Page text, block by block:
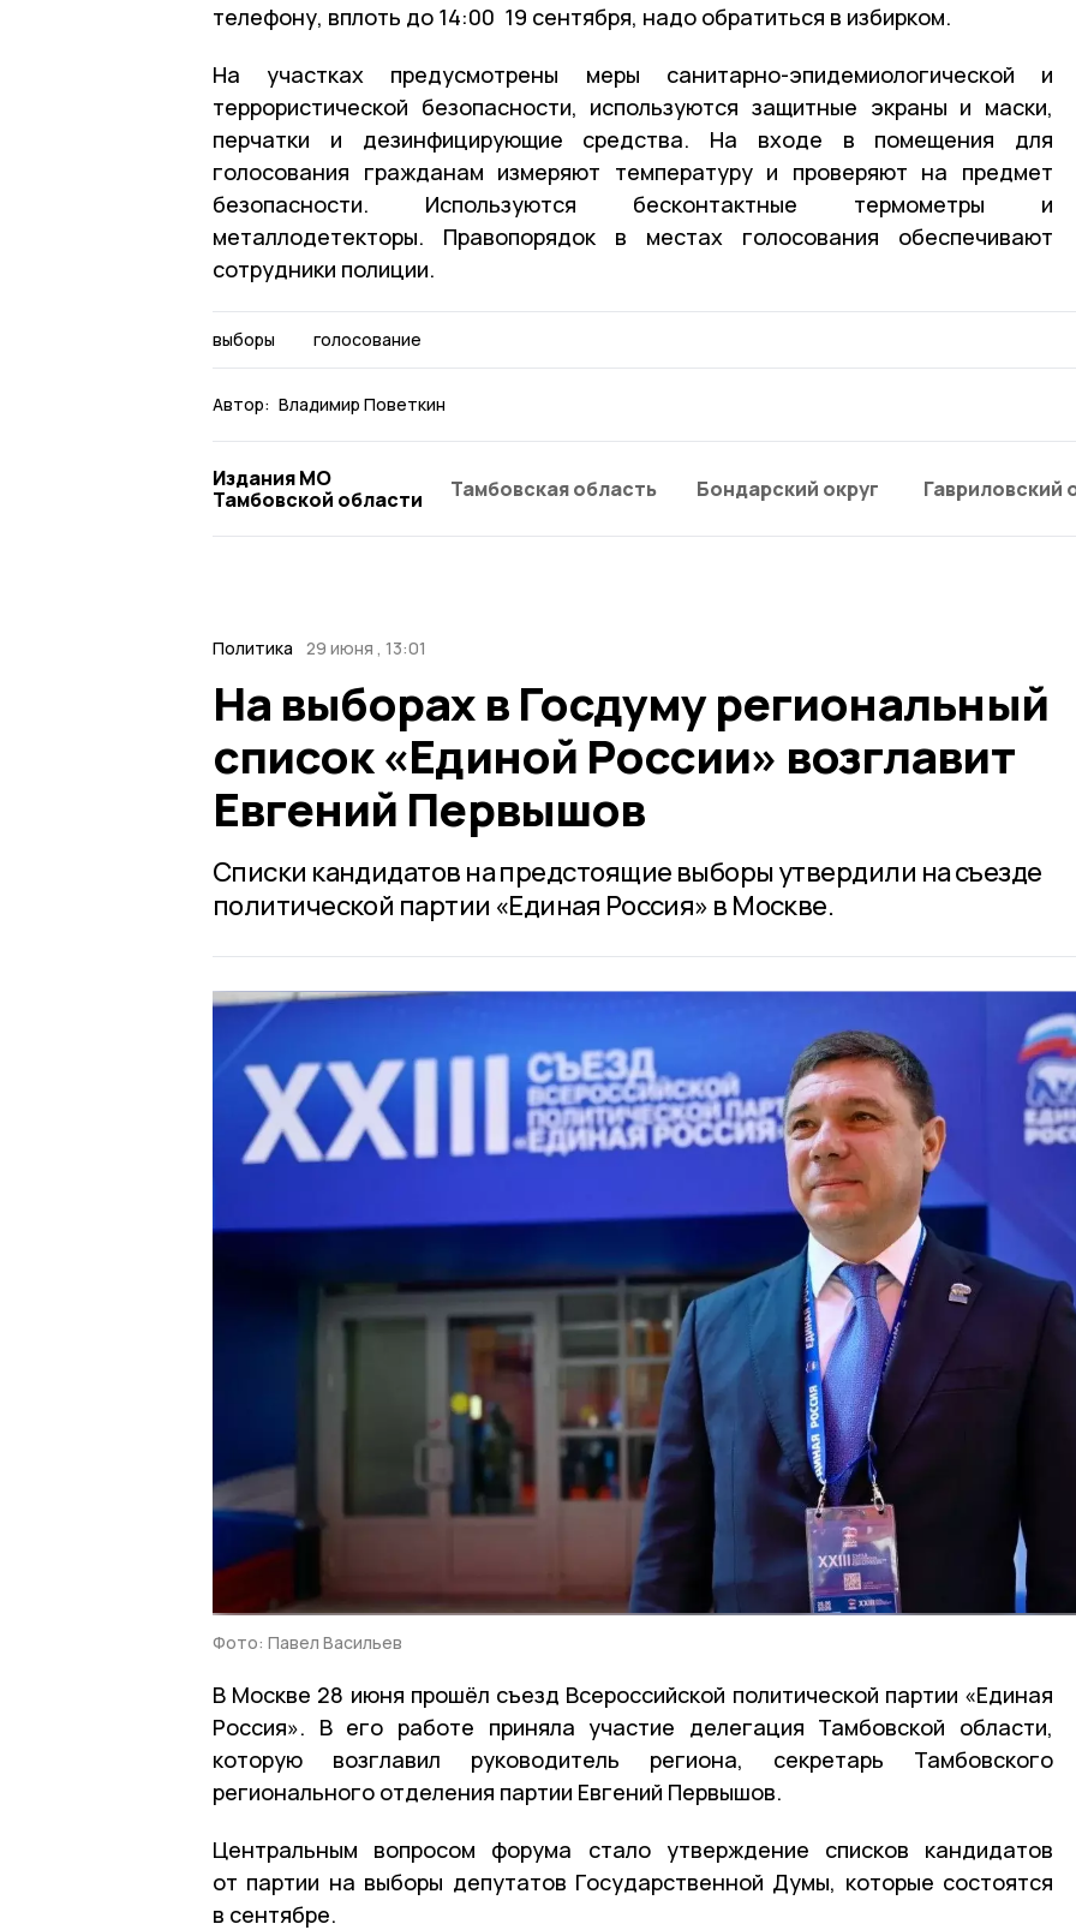
телефону, вплоть до 14:00 19 сентября, надо обратиться в избирком.
На участках предусмотрены меры санитарно-эпидемиологической и
террористической безопасности, используются защитные экраны и маски,
перчатки и дезинфицирующие средства. На входе в помещения для
голосования гражданам измеряют температуру и проверяют на предмет
безопасности. Используются бесконтактные термометры и
металлодетекторы. Правопорядок в местах голосования обеспечивают
сотрудники полиции.
выборы голосование
Автор: Владимир Поветкин
Издания МО
Тамбовской области
Тамбовская область Бондарский округ Гавриловский
Политика 29 июня , 13:01
На выборах в Госдуму региональный
список «Единой России» возглавит
Евгений Первышов
Списки кандидатов на предстоящие выборы утвердили на съезде
политической партии «Единая Россия» в Москве.
Фото: Павел Васильев
В Москве 28 июня прошёл съезд Всероссийской политической партии «Единая
Россия». В его работе приняла участие делегация Тамбовской области,
которую возглавил руководитель региона, секретарь Тамбовского
регионального отделения партии Евгений Первышов.
Центральным вопросом форума стало утверждение списков кандидатов
от партии на выборы депутатов Государственной Думы, которые состоятся
в сентябре.